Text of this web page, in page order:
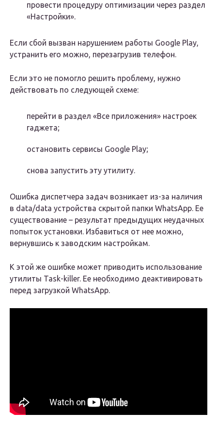
провести процедуру оптимизации через раздел
«Настройки».
Если сбой вызван нарушением работы Google Play,
устранить его можно, перезагрузив телефон.
Если это не помогло решить проблему, нужно
действовать по следующей схеме:
перейти в раздел «Все приложения» настроек
гаджета;
остановить сервисы Google Play;
снова запустить эту утилиту.
Ошибка диспетчера задач возникает из-за наличия
в data/data устройства скрытой папки WhatsApp. Ее
существование – результат предыдущих неудачных
попыток установки. Избавиться от нее можно,
вернувшись к заводским настройкам.
К этой же ошибке может приводить использование
утилиты Task-killer. Ее необходимо деактивировать
перед загрузкой WhatsApp.